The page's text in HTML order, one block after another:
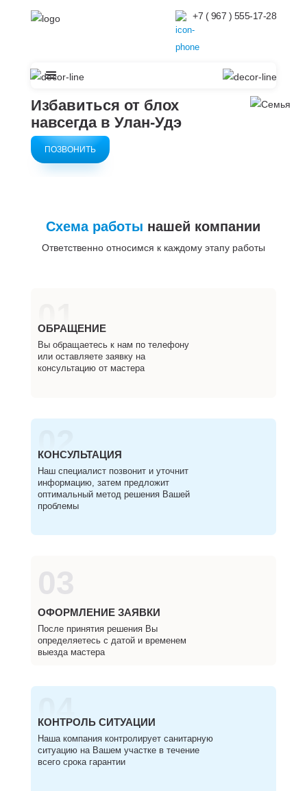
+7 ( 967 ) 555-17-28
Избавиться от блох
навсегда в Улан-Удэ
ПОЗВОНИТЬ
Схема работы нашей компании
Ответственно относимся к каждому этапу работы
01
ОБРАЩЕНИЕ
Вы обращаетесь к нам по телефону
или оставляете заявку на
консультацию от мастера
02
КОНСУЛЬТАЦИЯ
Наш специалист позвонит и уточнит
информацию, затем предложит
оптимальный метод решения Вашей
проблемы
ОФОРМЛЕНИЕ ЗАЯВКИ
После принятия решения Вы
определяетесь с датой и временем
выезда мастера
04
КОНТРОЛЬ СИТУАЦИИ
Наша компания контролирует санитарную
ситуацию на Вашем участке в течение
всего срока гарантии